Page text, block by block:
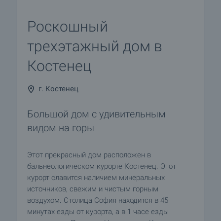
Роскошный
трехэтажный дом в
Костенец
г. Костенец
Большой дом с удивительным
видом на горы
Этот прекрасный дом расположен в
бальнеологическом курорте Костенец. Этот
курорт славится наличием минеральных
источников, свежим и чистым горным
воздухом. Столица София находится в 45
минутах езды от курорта, а в 1 часе езды